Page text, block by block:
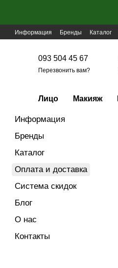
Информация Бренды Каталог
093 504 45 67
Перезвонить вам?
Лицо Макияж
Информация
Бренды
Каталог
Оплата и доставка
Система скидок
Блог
О нас
Контакты